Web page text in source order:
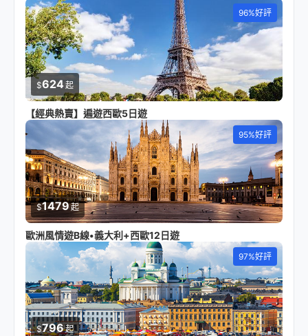
96%好評
$624起
【經典熱賣】遍遊西歐5日遊
95%好評
$1479起
歐洲風情遊B線•義大利+西歐12日遊
97%好評
$796起